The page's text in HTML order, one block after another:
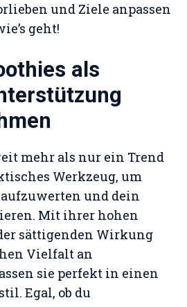
und Ziele anpassen
geht!
als
mehr als nur ein Trend
Werkzeug, um
und dein
Mit ihrer hohen
sättigenden Wirkung
Vielfalt an
sie perfekt in einen
Egal, ob du